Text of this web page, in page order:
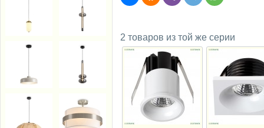
2 товаров из той же серии